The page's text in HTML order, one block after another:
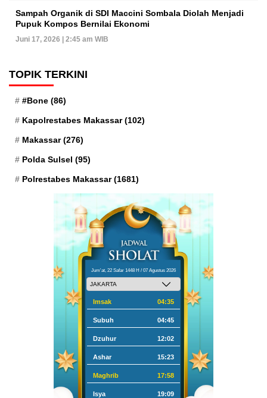
Sampah Organik di SDI Maccini Sombala Diolah Menjadi
Pupuk Kompos Bernilai Ekonomi
Juni 17, 2026 | 2:45 am WIB
TOPIK TERKINI
#Bone (86)
Kapolrestabes Makassar(102)
Makassar(276)
Polda Sulsel (95)
Polrestabes Makassar(1681)
Jum'at, 22 Safar 1448 H / 07 Agustus 2026
Imsak 04:35
Subuh 04:45
Dzuhur 12:02
Ashar 15:23
Maghrib 17:58
Isya 19:09